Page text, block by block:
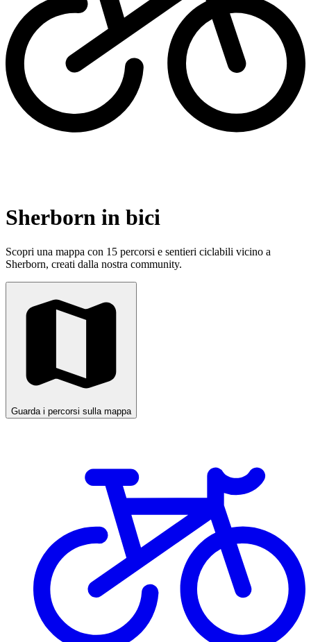
Sherborn in bici
Scopri una mappa con 15 percorsi e sentieri ciclabili vicino a
Sherborn, creati dalla nostra community.
Guarda i percorsi sulla mappa